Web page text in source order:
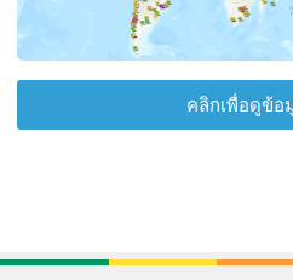
คลิกเพื่อดูข้อ